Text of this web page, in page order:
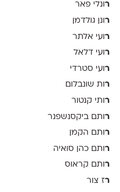
רונלי פאר
ר ונן גולדמן
ר ועי אלתר
רועי דלאל
ר ועי סטרדי
רות שונבלום
ר ותי קנטור
ר ותם ביקסנשפנר
רותם הקמן
ר ותם כהן סואיה
רותם קראוס
רז צור